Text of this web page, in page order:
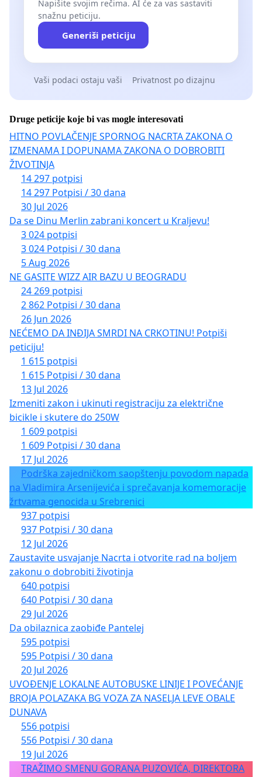
Napišite svojim rečima. AI će za vas sastaviti
snažnu peticiju.
Generiši peticiju
Vaši podaci ostaju vaši Privatnost po dizajnu
Druge peticije koje bi vas mogle interesovati
HITNO POVLAČENJE SPORNOG NACRTA ZAKONA O
IZMENAMA I DOPUNAMA ZAKONA O DOBROBITI
ŽIVOTINJA
14 297 potpisi
14 297 Potpisi / 30 dana
30 Jul 2026
Da se Dinu Merlin zabrani koncert u Kraljevu!
3 024 potpisi
3 024 Potpisi / 30 dana
5 Aug 2026
NE GASITE WIZZ AIR BAZU U BEOGRADU
24 269 potpisi
2 862 Potpisi / 30 dana
26 Jun 2026
NEĆEMO DA INĐIJA SMRDI NA CRKOTINU! Potpiši
peticiju!
1 615 potpisi
1 615 Potpisi / 30 dana
13 Jul 2026
Izmeniti zakon i ukinuti registraciju za električne
bicikle i skutere do 250W
1 609 potpisi
1 609 Potpisi / 30 dana
17 Jul 2026
Podrška zajedničkom saopštenju povodom napada
na Vladimira Arsenijevića i sprečavanja komemoracije
žrtvama genocida u Srebrenici
937 potpisi
937 Potpisi / 30 dana
12 Jul 2026
Zaustavite usvajanje Nacrta i otvorite rad na boljem
zakonu o dobrobiti životinja
640 potpisi
640 Potpisi / 30 dana
29 Jul 2026
Da obilaznica zaobiđe Pantelej
595 potpisi
595 Potpisi / 30 dana
20 Jul 2026
UVOĐENJE LOKALNE AUTOBUSKE LINIJE I POVEĆANJE
BROJA POLAZAKA BG VOZA ZA NASELJA LEVE OBALE
DUNAVA
556 potpisi
556 Potpisi / 30 dana
19 Jul 2026
TRAŽIMO SMENU GORANA PUZOVIĆA, DIREKTORA